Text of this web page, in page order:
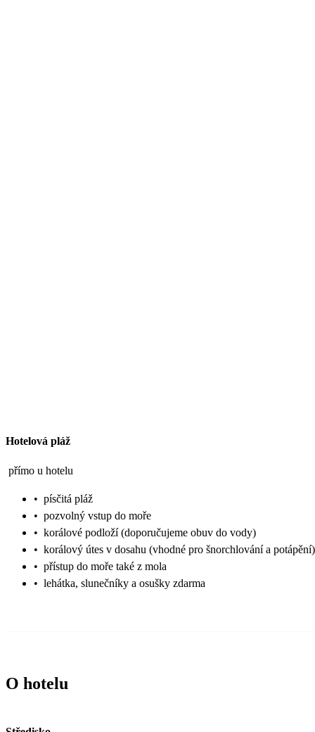
Hotelová pláž
přímo u hotelu
• písčitá pláž
• pozvolný vstup do moře
• korálové podloží (doporučujeme obuv do vody)
• korálový útes v dosahu (vhodné pro šnorchlování a potápění)
• přístup do moře také z mola
• lehátka, slunečníky a osušky zdarma
O hotelu